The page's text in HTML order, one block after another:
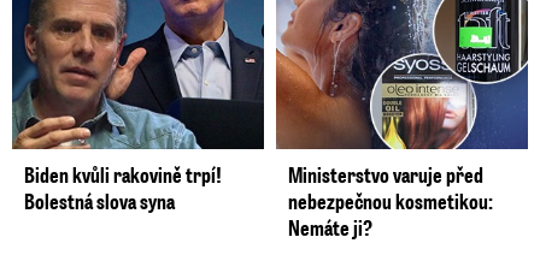
Biden kvůli rakovině trpí!
Bolestná slova syna
Ministerstvo varuje před
nebezpečnou kosmetikou:
Nemáte ji?